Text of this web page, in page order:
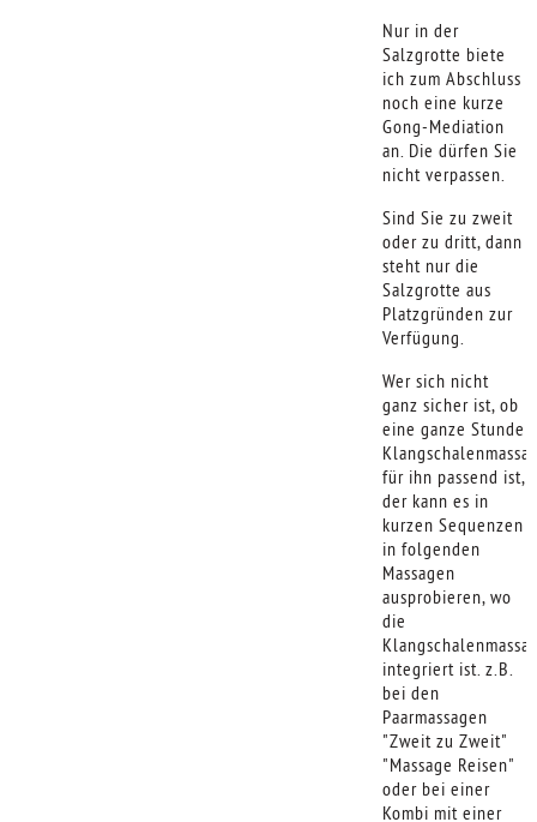
Nur in der
Salzgrotte biete
ich zum Abschluss
noch eine kurze
Gong-Mediation
an. Die dürfen Sie
nicht verpassen.
Sind Sie zu zweit
oder zu dritt, dann
steht nur die
Salzgrotte aus
Platzgründen zur
Verfügung.
Wer sich nicht
ganz sicher ist, ob
eine ganze Stunde
für ihn passend ist,
der kann es in
kurzen Sequenzen
in folgenden
Massagen
ausprobieren, wo
die
integriert ist. z.B.
bei den
Paarmassagen
"Zweit zu Zweit"
"Massage Reisen"
oder bei einer
Kombi mit einer